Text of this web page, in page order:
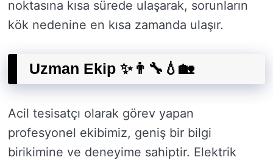
noktasına kısa sürede ulaşarak, sorunların
kök nedenine en kısa zamanda ulaşır.
Uzman Ekip ✨👨‍🔧💧🏡
Acil tesisatçı olarak görev yapan
profesyonel ekibimiz, geniş bir bilgi
birikimine ve deneyime sahiptir. Elektrik